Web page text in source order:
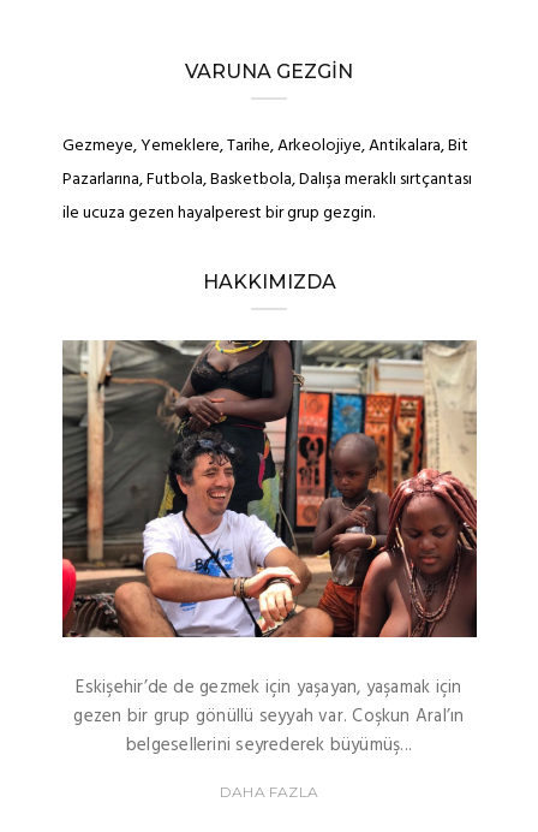
VARUNA GEZGIN
Gezmeye, Yemeklere, Tarihe, Arkeolojiye, Antikalara, Bit
Pazarlarına, Futbola, Basketbola, Dalışa meraklı sırtçantası
ile ucuza gezen hayalperest bir grup gezgin.
HAKKIMIZDA
Eskişehir’de de gezmek için yaşayan, yaşamak için
gezen bir grup gönüllü seyyah var. Coşkun Aral’ın
belgesellerini seyrederek büyümüş...
DAHA FAZLA